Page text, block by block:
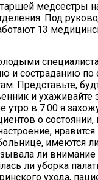
медсестры
Под
13
и состраданию
Представьте,
и ухаживайте
утро в 7:00 я
о
имеются
ли
ли уборка
ухода,